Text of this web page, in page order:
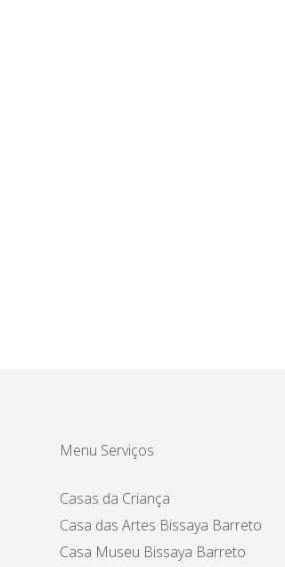
Menu Serviços
Casas da Criança
Casa das Artes Bissaya Barreto
Casa Museu Bissaya Barreto